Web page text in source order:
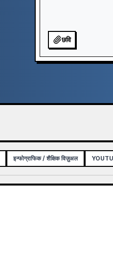
छवि
इन्फोग्राफिक / शैक्षिक विज़ुअल